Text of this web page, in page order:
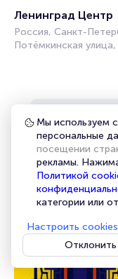
Ленинград Центр
Россия, Санкт-
Потёмкинская
Рестораны
Мы используем
персональные
посещении
рекламы.
Политикой
категории или
Настроить cookies
Отклонить